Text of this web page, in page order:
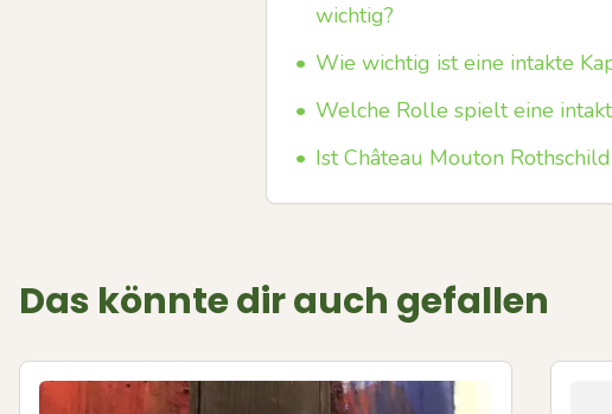
wichtig?
• Wie wichtig ist eine intakte
• Welche Rolle spielt eine
• Ist Château Mouton
Das könnte dir auch gefallen